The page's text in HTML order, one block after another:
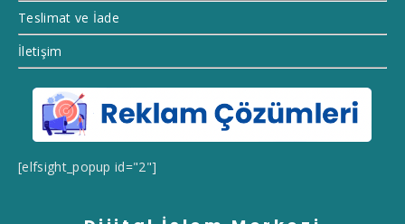
Teslimat ve İade
İletişim
[elfsight_popup id="2"]